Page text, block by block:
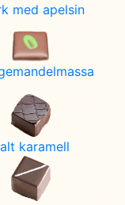
med apelsin
karamell